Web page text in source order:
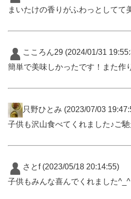
まいたけの香りがふわっとしてて
こころん29 (2024/01/31
簡単で美味しかったです！また作
只野ひとみ (2023/07/03
子供も沢山食べてくれました♪ご馳
さとf(2023/05/18 20:14:55)
子供もみんな喜んでくれました^_^